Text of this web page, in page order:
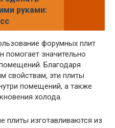
руками:
форумных плит
помогает значительно
Благодаря
свойствам, эти плиты
помещений, а также
холода.
плиты изготавливаются из